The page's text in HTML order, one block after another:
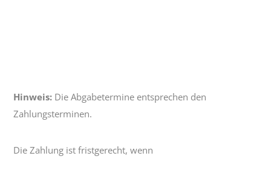
Hinweis: Die Abgabetermine entsprechen den
Zahlungsterminen.
Die Zahlung ist fristgerecht, wenn